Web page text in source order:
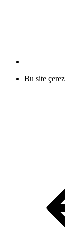
Bu site